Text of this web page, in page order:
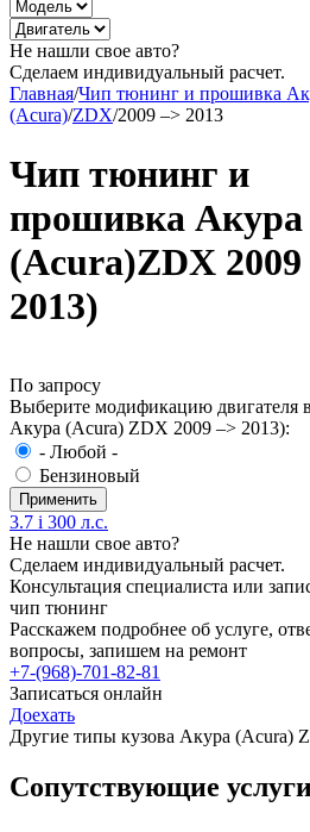
Не нашли свое авто?
Сделаем индивидуальный расчет.
Главная/Чип тюнинг и прошивка
(Acura)/ZDX/2009 –> 2013
Чип тюнинг и
прошивка Акура
(Acura)ZDX 2009
2013)
По запросу
Выберите модификацию двигателя
Акура (Acura) ZDX 2009 –> 2013):
- Любой -
Бензиновый
3.7 i 300 л.с.
Не нашли свое авто?
Сделаем индивидуальный расчет.
Консультация специалиста или
чип тюнинг
Расскажем подробнее об услуге,
вопросы, запишем на ремонт
+7-(968)-701-82-81
Записаться онлайн
Доехать
Другие типы кузова Акура (Acura)
Сопутствующие